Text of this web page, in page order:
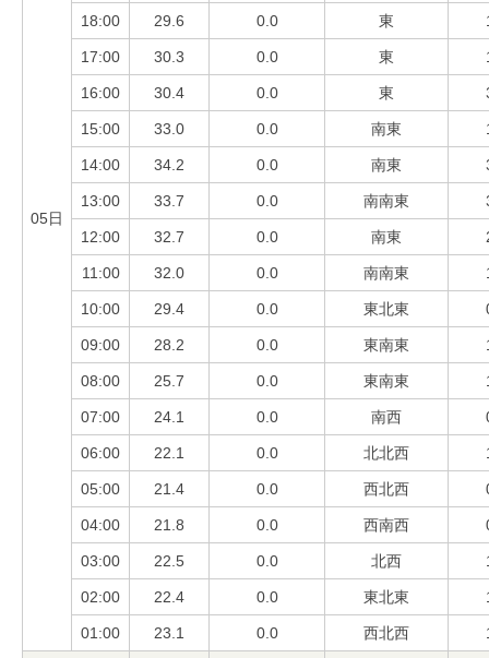
05日
18:00 29.6 0.0 東
17:00 30.3 0.0 東
16:00 30.4 0.0 東
15:00 33.0 0.0 南東
14:00 34.2 0.0 南東
13:00 33.7 0.0 南南東
12:00 32.7 0.0 南東
11:00 32.0 0.0 南南東
10:00 29.4 0.0 東北東
09:00 28.2 0.0 東南東
08:00 25.7 0.0 東南東
07:00 24.1 0.0 南西
06:00 22.1 0.0 北北西
05:00 21.4 0.0 西北西
04:00 21.8 0.0 西南西
03:00 22.5 0.0 北西
02:00 22.4 0.0 東北東
01:00 23.1 0.0 西北西